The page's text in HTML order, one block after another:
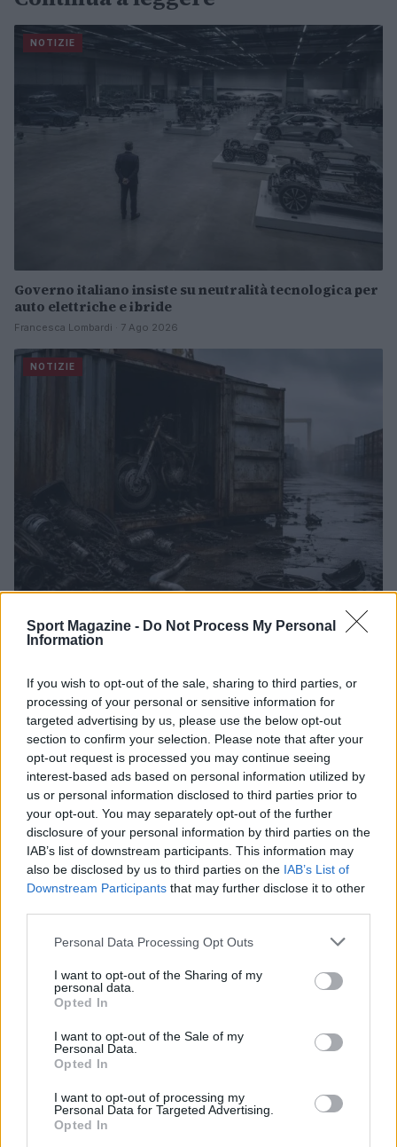
Sport Magazine - Do Not Process My Personal
Information
If you wish to opt-out of the sale, sharing to third parties, or
processing of your personal or sensitive information for
targeted advertising by us, please use the below opt-out
section to confirm your selection. Please note that after your
opt-out request is processed you may continue seeing
interest-based ads based on personal information utilized by
us or personal information disclosed to third parties prior to
your opt-out. You may separately opt-out of the further
disclosure of your personal information by third parties on the
IAB’s list of downstream participants. This information may
also be disclosed by us to third parties on the IAB’s List of
Downstream Participants that may further disclose it to other
Please note that this website/app uses one or more Google
not limited to your visit or usage behaviour. You may click to
grant or deny consent to Google and its third-party tags to
use your data for below specified purposes in below Google
consent section.
Personal Data Processing Opt Outs
I want to opt-out of the Sharing of my
personal data.
Opted In
I want to opt-out of the Sale of my
Personal Data.
Opted In
I want to opt-out of processing my
Personal Data for Targeted Advertising.
Opted In
NOTIZIE
Governo italiano insiste su neutralità tecnologica per
auto elettriche e ibride
Francesca Lombardi · 7 Ago 2026
NOTIZIE
destinati al Senegal
NOTIZIE
Nuova Zelanda: ondata di freddo eccezionale porta
Francesca Lombardi · 4 Ago 2026
PIÙ LETTI
XPENG Partner del Teatro del Silenzio 2026: Veicoli
Elettrici e Musica in Sinfonia